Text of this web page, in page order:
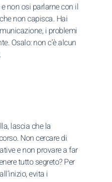
non osi parlarne con il
non capisca. Hai
i problemi
Osalo: non c’è alcun
lascia che la
Non cercare di
e non provare a far
tutto segreto? Per
evita i